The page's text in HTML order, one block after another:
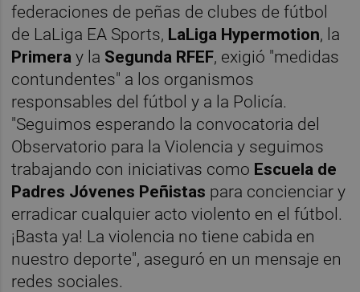
federaciones de peñas de clubes de fútbol
de LaLiga EA Sports, LaLiga Hypermotion, la
Primeray la Segunda RFEF, exigió "medidas
contundentes" a los organismos
responsables del fútbol y a la Policía.
"Seguimos esperando la convocatoria del
Observatorio para la Violencia y seguimos
trabajando con iniciativas como Escuela de
Padres Jóvenes Peñistas para concienciar y
erradicar cualquier acto violento en el fútbol.
¡Basta ya! La violencia no tiene cabida en
nuestro deporte", aseguró en un mensaje en
redes sociales.